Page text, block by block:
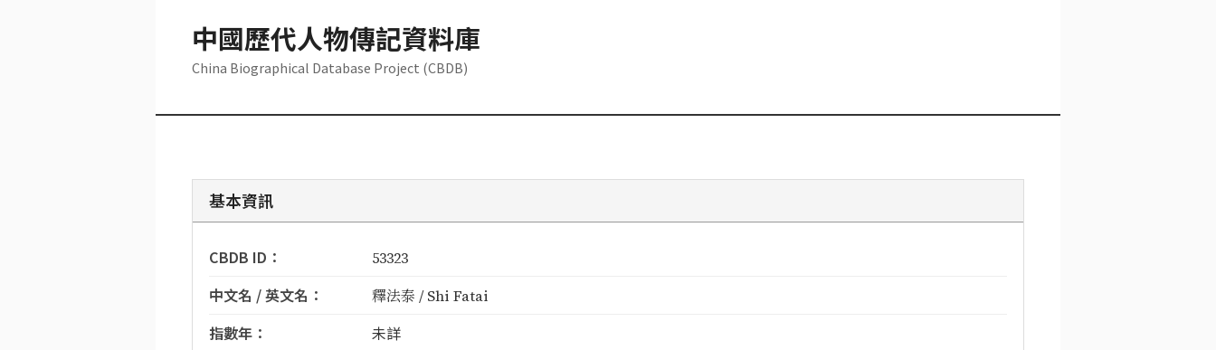
中國歷代人物傳記資料庫
China Biographical Database Project (CBDB)
基本資訊
CBDB ID： 53323
中文名 / 英文名： 釋法泰 / Shi Fatai
指數年：
未詳